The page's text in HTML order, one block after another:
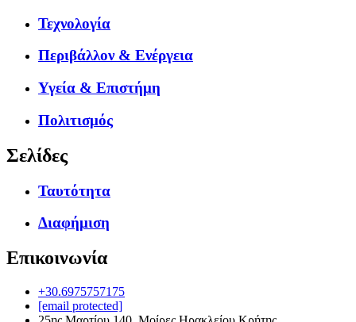
Τεχνολογία
Περιβάλλον & Ενέργεια
Υγεία & Επιστήμη
Πολιτισμός
Σελίδες
Ταυτότητα
Διαφήμιση
Επικοινωνία
+30.6975757175
[email protected]